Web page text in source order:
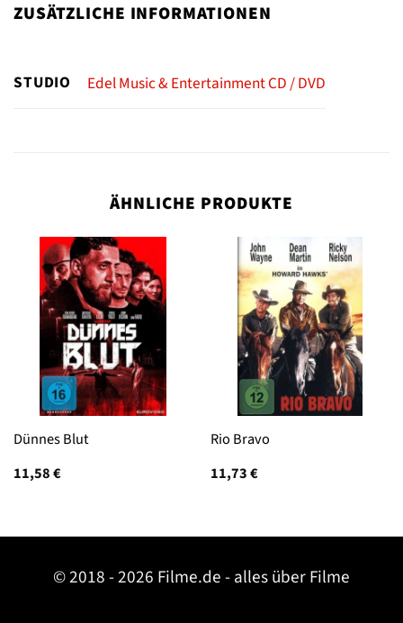
ZUSÄTZLICHE INFORMATIONEN
STUDIO Edel Music & Entertainment CD / DVD
ÄHNLICHE PRODUKTE
Dünnes Blut
11,58€
Rio Bravo
11,73€
© 2018 - 2026 Filme.de - alles über Filme